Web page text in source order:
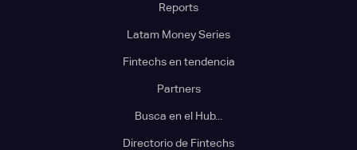
Reports
Latam Money Series
Fintechs en tendencia
Partners
Busca en el Hub...
Directorio de Fintechs